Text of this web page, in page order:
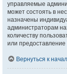
управляемые
может состоять в
назначены
администраторам
количеству
или
Вернуться к